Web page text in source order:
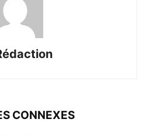
CONNEXES